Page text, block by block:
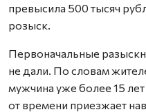
превысила 500 тысяч
розыск.
Первоначальные
не дали. По словам
мужчина уже более 15
от времени приезжает